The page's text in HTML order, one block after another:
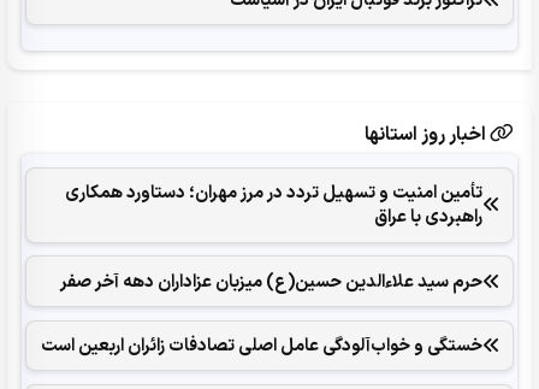
اخبار روز استانها
تأمین امنیت و تسهیل تردد در مرز مهران؛ دستاورد همکاری‌
راهبردی با عراق
حرم سید علاءالدین حسین(ع) میزبان عزاداران دهه آخر صفر
خستگی و خواب‌آلودگی عامل اصلی تصادفات زائران اربعین است